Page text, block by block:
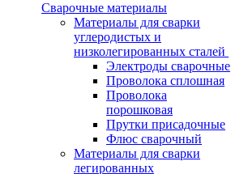
Сварочные материалы
Материалы для сварки
углеродистых и
низколегированных сталей
Электроды сварочные
Проволока сплошная
Проволока
порошковая
Прутки присадочные
Флюс сварочный
Материалы для сварки
легированных